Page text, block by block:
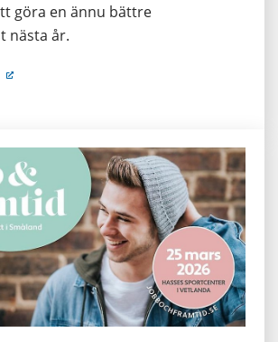
göra en ännu bättre
nästa år.
till annan webbplats.